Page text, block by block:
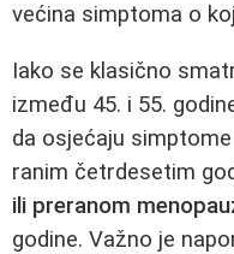
većina simptoma o
Iako se klasično
između 45. i 55.
da osjećaju
ranim četrdesetim
ili preranom
godine. Važno je